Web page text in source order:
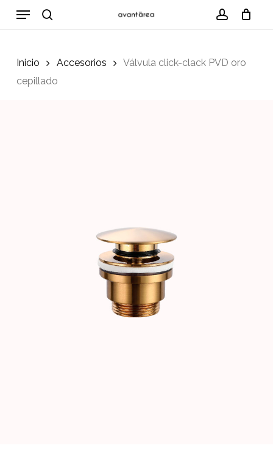
Menu
Inicio Accesorios
Válvula click-clack PVD oro
cepillado